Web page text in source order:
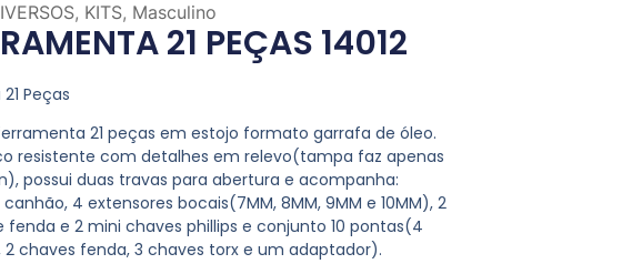
, KITS, Masculino
21 PEÇAS 14012
Peças
21 peças em estojo formato garrafa de óleo.
resistente com detalhes em relevo(tampa faz apenas
possui duas travas para abertura e acompanha:
4 extensores bocais(7MM, 8MM, 9MM e 10MM), 2
fenda e 2 mini chaves phillips e conjunto 10 pontas(4
2 chaves fenda, 3 chaves torx e um adaptador).